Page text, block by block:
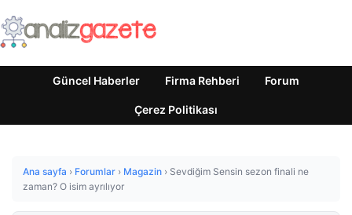
Güncel Haberler Firma Rehberi Forum
Çerez Politikası
Ana sayfa › Forumlar › Magazin › Sevdiğim Sensin sezon finali ne
zaman? O isim ayrılıyor